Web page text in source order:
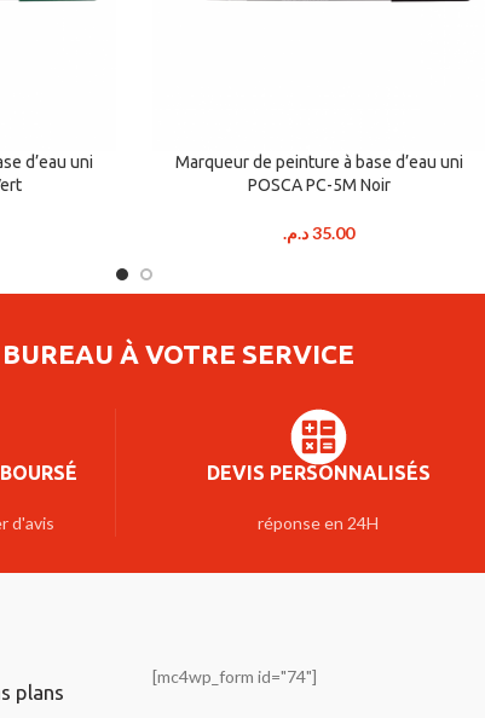
d’eau uni
Marqueur de peinture à base d’eau uni
POSCA PC-5M Noir
35.00د.م.
À VOTRE SERVICE
d'avis
DEVIS PERSONNALISÉS
réponse en 24H
plans
[mc4wp_form id="74"]